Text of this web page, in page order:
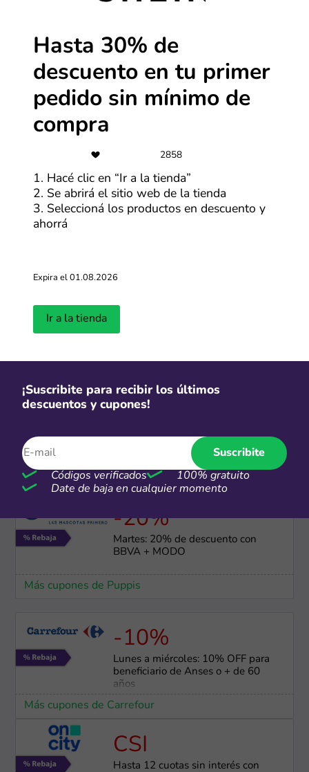
Envío gratis
Envío gratis en todos los productos
Más cupones de Megatone
-30%
Sábados: 30% OFF pagando con
Más cupones de Tiendamia
Más cupones de SHEIN
-20%
Martes: 20% de descuento con
BBVA + MODO
Más cupones de Puppis
-10%
Lunes a miércoles: 10% OFF para
beneficiario de Anses o + de 60
años
Más cupones de Carrefour
CSI
Hasta 12 cuotas sin interés con
Hasta 30% de
descuento en tu primer
pedido sin mínimo de
compra
2858
1. Hacé clic en “Ir a la tienda”
2. Se abrirá el sitio web de la tienda
3. Seleccioná los productos en descuento y
ahorrá
Expira el 01.08.2026
Ir a la tienda
¡Suscribite para recibir los últimos
descuentos y cupones!
Suscribite
Códigos verificados
100% gratuito
Date de baja en cualquier momento